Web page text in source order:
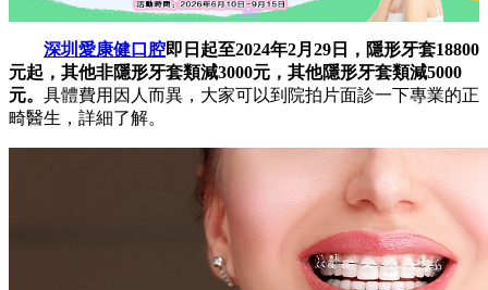
深圳愛康健口腔即日起至2024年2月29日，隱形牙套18800
元起，其他非隱形牙套類減3000元，其他隱形牙套類減5000
元。 具體費用因人而異，大家可以到院拍片面診一下專業的正
畸醫生，詳細了解。